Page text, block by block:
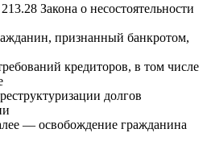
Закона о несостоятельности
признанный банкротом,
кредиторов, в том числе
долгов
— освобождение гражданина